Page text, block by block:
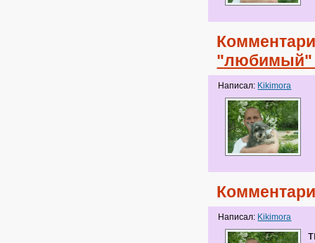
"любимый"
Написал: Kikimora
Написал: Kikimora